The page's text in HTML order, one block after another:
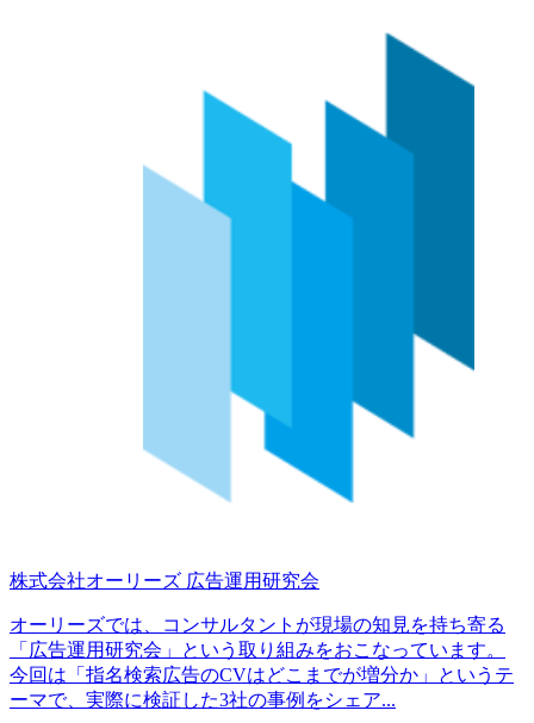
株式会社オーリーズ 広告運用研究会
オーリーズでは、コンサルタントが現場の知見を持ち寄る
「広告運用研究会」という取り組みをおこなっています。
今回は「指名検索広告のCVはどこまでが増分か」というテ
ーマで、実際に検証した3社の事例をシェア...